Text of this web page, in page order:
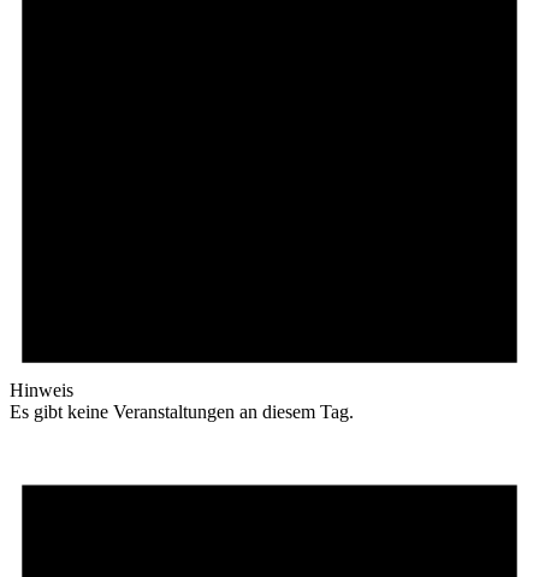
Hinweis
Es gibt keine Veranstaltungen an diesem Tag.